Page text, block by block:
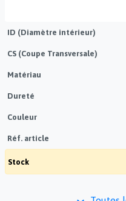
ID (Diamètre intérieur)
CS (Coupe Transversale)
Matériau
Dureté
Couleur
Réf. article
Stock